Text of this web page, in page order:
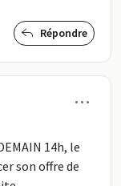
Répondre
14h, le
son offre de